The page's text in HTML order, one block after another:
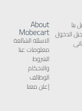
بنا
الدخول
About
Mobecart
الاسئلة الشائعة
معلومات عنا
الشروط
والاحكام
الوظائف
إعلن معنا